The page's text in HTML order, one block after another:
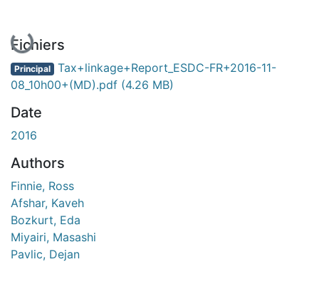
Fichiers
Principal Tax+linkage+Report_ESDC-FR+2016-11-
08_10h00+(MD).pdf (4.26 MB)
Date
2016
Authors
Finnie, Ross
Afshar, Kaveh
Bozkurt, Eda
Miyairi, Masashi
Pavlic, Dejan